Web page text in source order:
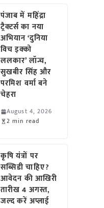
पंजाब में महिंद्रा
ट्रैक्टर्स का नया
अभियान ‘दुनिया
विच इक्को
ललकार’ लॉन्च,
सुखबीर सिंह और
परमिश वर्मा बने
चेहरा
August 4, 2026
2 min read
कृषि यंत्रों पर
सब्सिडी चाहिए?
आवेदन की आखिरी
तारीख 4 अगस्त,
जल्द करें अप्लाई